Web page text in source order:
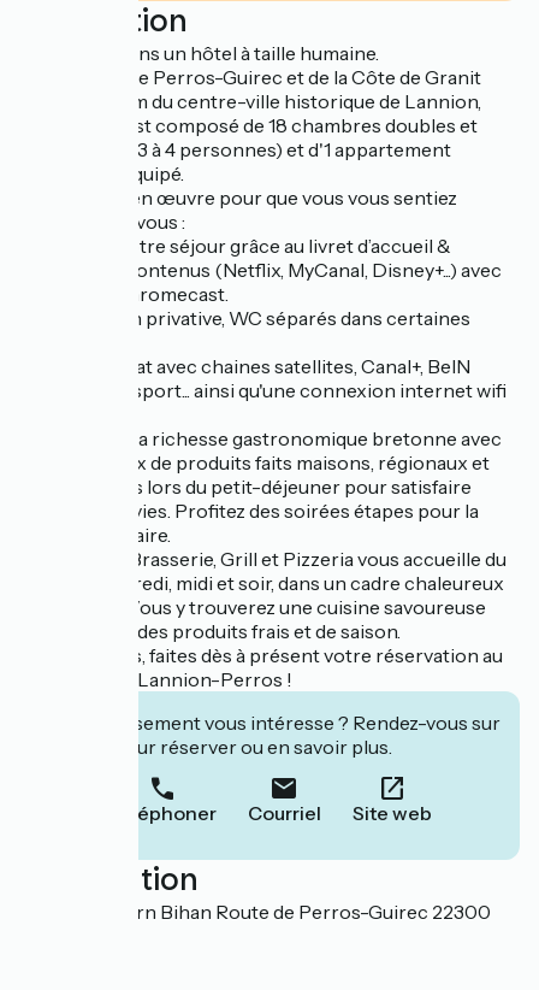
Description
Bienvenue dans un hôtel à taille humaine.
Situé à 3 km de Perros-Guirec et de la Côte de Granit
Rose, et à 3 km du centre-ville historique de Lannion,
notre hôtel est composé de 18 chambres doubles et
familiales (de 3 à 4 personnes) et d'1 appartement
totalement équipé.
Tout est mis en œuvre pour que vous vous sentiez
comme chez vous :
- Préparez votre séjour grâce au livret d’accueil &
diffusez vos contenus (Netflix, MyCanal, Disney+...) avec
les google Chromecast.
- Salle de bain privative, WC séparés dans certaines
- TV écran plat avec chaines satellites, Canal+, BeIN
SPORT, Eurosport... ainsi qu'une connexion internet wifi
- Découvrez la richesse gastronomique bretonne avec
un vaste choix de produits faits maisons, régionaux et
100% français lors du petit-déjeuner pour satisfaire
toutes les envies. Profitez des soirées étapes pour la
clientèle d’affaire.
- Le Golden, Brasserie, Grill et Pizzeria vous accueille du
lundi au vendredi, midi et soir, dans un cadre chaleureux
et convivial. Vous y trouverez une cuisine savoureuse
réalisée avec des produits frais et de saison.
N’hésitez plus, faites dès à présent votre réservation au
BRIT HOTEL Lannion-Perros !
Cet établissement vous intéresse ? Rendez-vous sur
leur site pour réserver ou en savoir plus.
Téléphoner Courriel Site web
Localisation
Impasse Nivern Bihan Route de Perros-Guirec 22300